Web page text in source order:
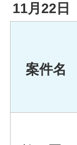
11月22日
案件名